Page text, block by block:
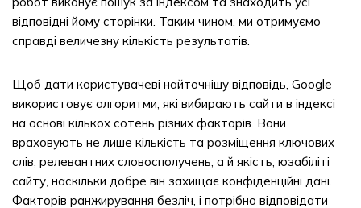
відповідні йому сторінки. Таким чином, ми отримуємо
справді величезну кількість результатів.
Щоб дати користувачеві найточнішу відповідь, Google
використовує алгоритми, які вибирають сайти в індексі
на основі кількох сотень різних факторів. Вони
враховують не лише кількість та розміщення ключових
слів, релевантних словосполучень, а й якість, юзабіліті
сайту, наскільки добре він захищає конфіденційні дані.
Факторів ранжирування безліч, і потрібно відповідати